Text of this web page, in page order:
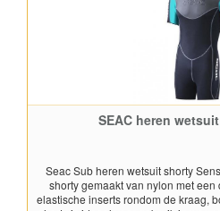
SEAC heren
Seac Sub heren wetsuit shorty
shorty gemaakt van nylon met
elastische inserts rondom de kraag,